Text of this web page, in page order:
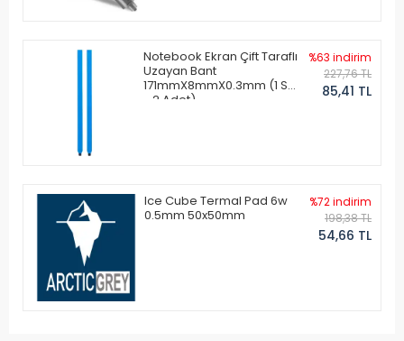
Notebook Ekran Çift Taraflı
Uzayan Bant
171mmX8mmX0.3mm (1 Set
- 2 Adet)
%63 indirim
227,76 TL
85,41 TL
Ice Cube Termal Pad 6w
0.5mm 50x50mm
%72 indirim
198,38 TL
54,66 TL